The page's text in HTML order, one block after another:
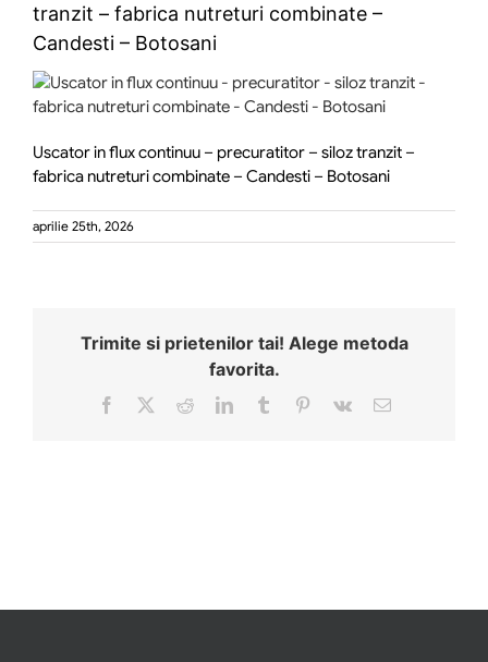
tranzit – fabrica nutreturi combinate –
Candesti – Botosani
Uscator in flux continuu – precuratitor – siloz tranzit –
fabrica nutreturi combinate – Candesti – Botosani
aprilie 25th, 2026
Trimite si prietenilor tai! Alege metoda
favorita.
Facebook RedditLinkedInTumblr Pinterest
Vk Email